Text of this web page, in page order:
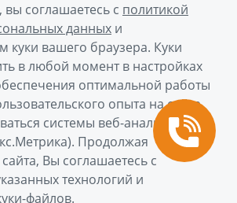
Geely в России
персональных данных
вы соглашаетесь с политикой
данных и
куки вашего браузера. Куки
в любой момент в настройках
оптимальной работы
опыта на сайте
системы веб-аналитики (в
Продолжая
Вы соглашаетесь с
технологий и
файлов.